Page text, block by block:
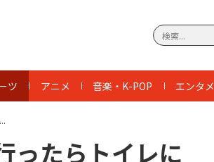
ツ アニメ 音楽・K-POP エンタメ
ったらトイレに